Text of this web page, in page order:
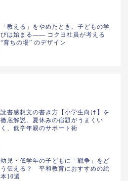
「教える」をやめたとき、子どもの学
びは始まる—— コクヨ社員が考える
“育ちの場” のデザイン
読書感想文の書き方【小学生向け】を
徹底解説。夏休みの宿題がうまくい
く、低学年親のサポート術
幼児・低学年の子どもに「戦争」をど
う伝える？ 平和教育におすすめの絵
本10選